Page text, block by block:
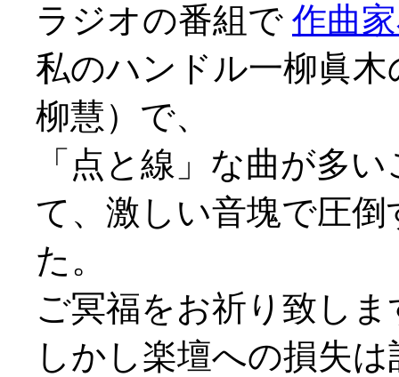
ラジオの番組で 作曲
私のハンドル一柳眞
柳慧）で、
「点と線」な曲が多
て、激しい音塊で圧
た。
ご冥福をお祈り致しま
しかし楽壇への損失